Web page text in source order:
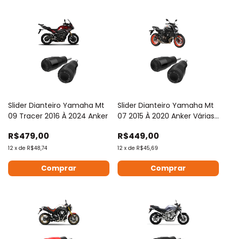
Slider Dianteiro Yamaha Mt
09 Tracer 2016 À 2024 Anker
R$479,00
12 x de R$48,74
Comprar
Slider Dianteiro Yamaha Mt
07 2015 À 2020 Anker Várias
R$449,00
12 x de R$45,69
Comprar